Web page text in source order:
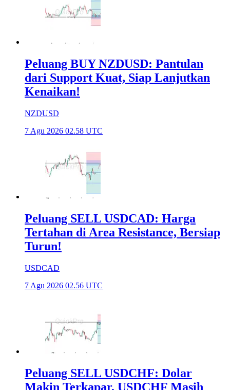
Peluang BUY NZDUSD: Pantulan
dari Support Kuat, Siap Lanjutkan
Kenaikan!
NZDUSD
7 Agu 2026 02.58 UTC
Peluang SELL USDCAD: Harga
Tertahan di Area Resistance, Bersiap
Turun!
USDCAD
7 Agu 2026 02.56 UTC
Peluang SELL USDCHF: Dolar
Makin Terkapar, USDCHF Masih